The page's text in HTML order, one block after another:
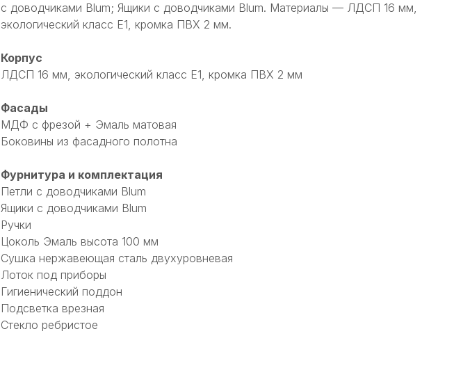
с доводчиками Blum; Ящики с доводчиками Blum. Материалы — ЛДСП 16 мм,
экологический класс Е1, кромка ПВХ 2 мм.
Корпус
ЛДСП 16 мм, экологический класс Е1, кромка ПВХ 2 мм
Фасады
МДФ с фрезой + Эмаль матовая
Боковины из фасадного полотна
Фурнитура и комплектация
Петли с доводчиками Blum
Ящики с доводчиками Blum
Ручки
Цоколь Эмаль высота 100 мм
Сушка нержавеющая сталь двухуровневая
Лоток под приборы
Гигиенический поддон
Подсветка врезная
Стекло ребристое